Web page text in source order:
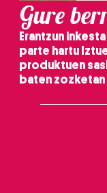
Gure
Erantzun
parte hartu
produktuen
baten zozketan